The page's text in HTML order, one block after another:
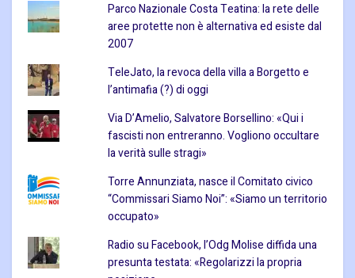
Parco Nazionale Costa Teatina: la rete delle
aree protette non è alternativa ed esiste dal
2007
TeleJato, la revoca della villa a Borgetto e
l’antimafia (?) di oggi
Via D’Amelio, Salvatore Borsellino: «Qui i
fascisti non entreranno. Vogliono occultare
la verità sulle stragi»
Torre Annunziata, nasce il Comitato civico
“Commissari Siamo Noi”: «Siamo un territorio
occupato»
Radio su Facebook, l’Odg Molise diffida una
presunta testata: «Regolarizzi la propria